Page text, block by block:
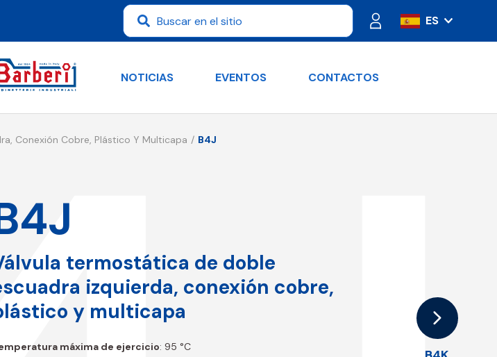
ES
IT
DE
NOTICIAS EVENTOS CONTACTOS
Conexión Cobre, Plástico Y Multicapa B4J
termostática de doble
izquierda, conexión cobre,
y multicapa
máxima de ejercicio: 95 °C